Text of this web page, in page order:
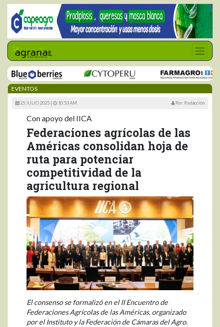
EVENTOS
25 JULIO 2025 | 10:53 AM Por: Redacción
Con apoyo del IICA
Federaciones agrícolas de las
Américas consolidan hoja de
ruta para potenciar
competitividad de la
agricultura regional
El consenso se formalizó en el II Encuentro de
Federaciones Agrícolas de las Américas, organizado
por el Instituto y la Federación de Cámaras del Agro.